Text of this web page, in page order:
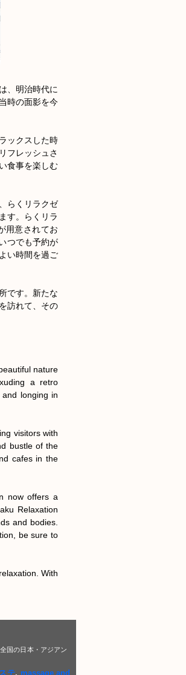
、明治時代に
時の面影を今
ックスした時
フレッシュさ
食事を楽しむ
らくリラクゼ
す。らくリラ
用意されてお
つでも予約が
い時間を過ご
です。新たな
訪れて、その
nature
a retro
longing in
visitors with
bustle of the
cafes in the
now offers a
Relaxation
and bodies.
be sure to
With
国の日本・アジアン
テ, massage and